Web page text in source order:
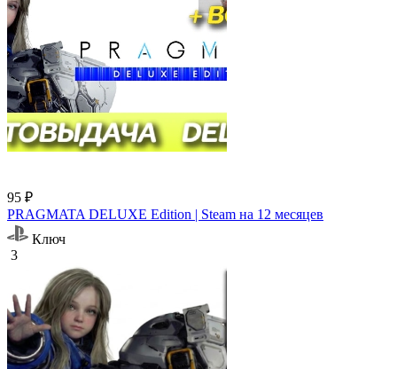
95 ₽
PRAGMATA DELUXE Edition | Steam на 12 месяцев
Ключ
3